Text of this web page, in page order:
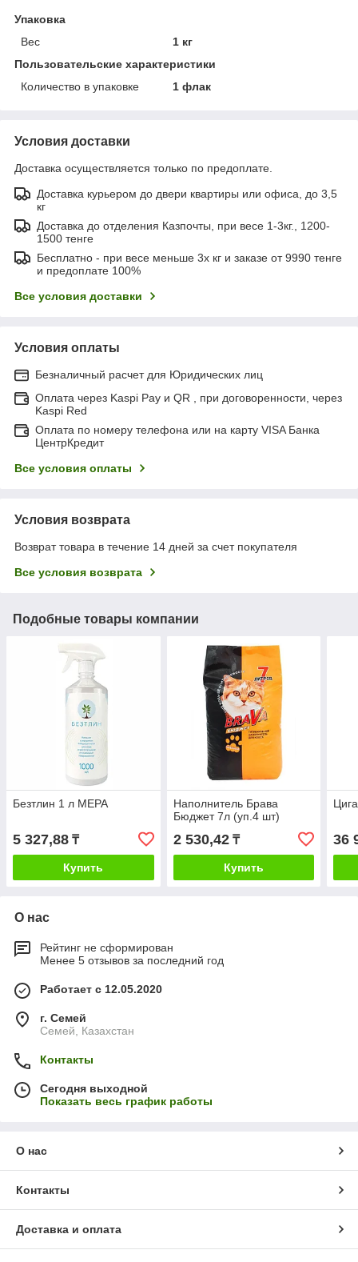
Упаковка
Вес
1 кг
Пользовательские характеристики
Количество в упаковке
1 флак
Условия доставки
Доставка осуществляется только по предоплате.
Доставка курьером до двери квартиры или офиса, до 3,5
кг
Доставка до отделения Казпочты, при весе 1-3кг., 1200-
1500 тенге
Бесплатно - при весе меньше 3х кг и заказе от 9990 тенге
и предоплате 100%
Все условия доставки
Условия оплаты
Безналичный расчет для Юридических лиц
Оплата через Kaspi Pay и QR , при договоренности, через
Kaspi Red
Оплата по номеру телефона или на карту VISA Банка
ЦентрКредит
Все условия оплаты
Условия возврата
Возврат товара в течение 14 дней за счет покупателя
Все условия возврата
Подобные товары компании
Безтлин 1 л МЕРА
5 327,88 ₸
Купить
Наполнитель Брава
Бюджет 7л (уп.4 шт)
2 530,42₸
Купить
36
О нас
Рейтинг не сформирован
Менее 5 отзывов за последний год
Работает с 12.05.2020
г. Семей
Семей, Казахстан
Контакты
Сегодня выходной
Показать весь график работы
О нас
Контакты
Доставка и оплата